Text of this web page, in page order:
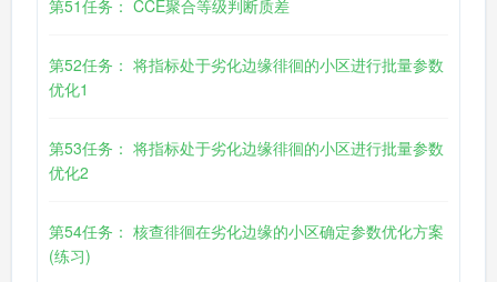
第51任务： CCE聚合等级判断质差
第52任务： 将指标处于劣化边缘徘徊的小区进行批量参数
优化1
第53任务： 将指标处于劣化边缘徘徊的小区进行批量参数
优化2
第54任务： 核查徘徊在劣化边缘的小区确定参数优化方案
(练习)